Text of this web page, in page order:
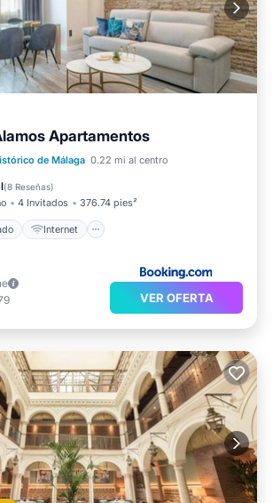
Apartamentos
de Málaga 0.22 mi al centro
(8 Reseñas)
4 Invitados 376.74 pies²
Internet
Internet
niños
VER OFERTA